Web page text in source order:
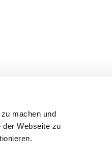
machen und
der Webseite zu